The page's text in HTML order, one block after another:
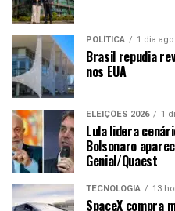
POLÍTICA 1 dia ago
Brasil repudia
nos EUA
ELEIÇÕES 2026 1
Lula lidera
Bolsonaro
Genial/Quaest
TECNOLOGIA 13
SpaceX compra